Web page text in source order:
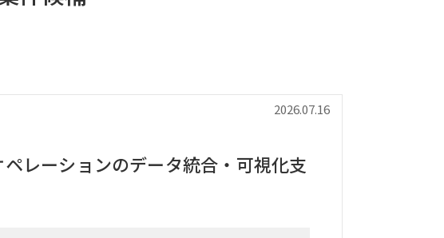
2026.07.16
ペレーションのデータ統合・可視化支